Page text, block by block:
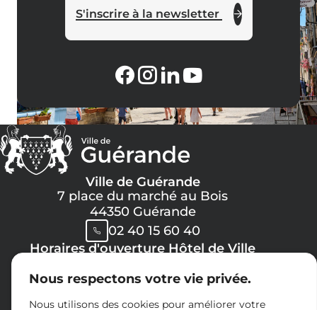
Nous respectons votre vie privée.
Nous utilisons des cookies pour améliorer votre
S'inscrire à la newsletter
Ville de Guérande
7 place du marché au Bois
44350 Guérande
02 40 15 60 40
Horaires d'ouverture Hôtel de Ville
Lundi, Mercredi, Jeudi, Vendredi :
08h30 -> 12h00
13h30 -> 17h30